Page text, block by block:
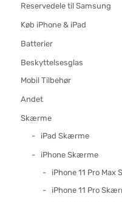
Reservedele til Samsung
Køb iPhone & iPad
Batterier
Beskyttelsesglas
Mobil Tilbehør
Andet
Skærme
iPad Skærme
iPhone Skærme
iPhone 11 Pro Max
iPhone 11 Pro